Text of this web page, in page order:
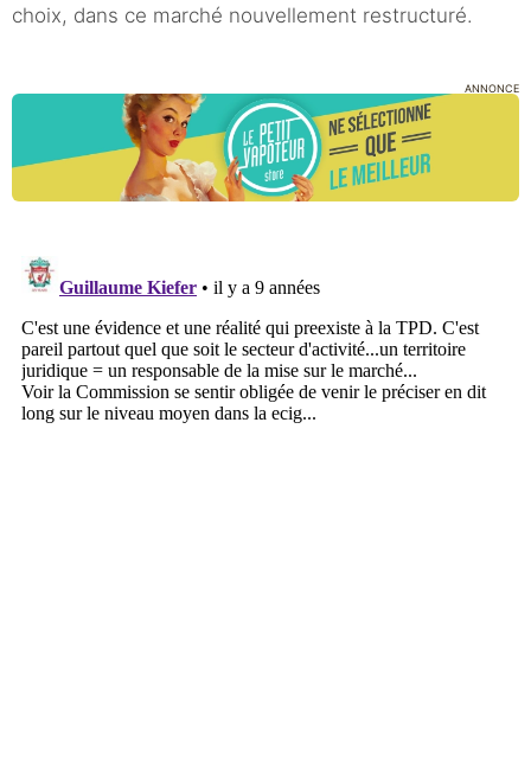
choix, dans ce marché nouvellement restructuré.
ANNONCE